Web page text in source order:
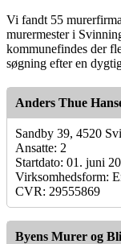
Vi fandt 55
murermester i
kommunefindes der
søgning efter en
Anders Thue
Sandby 39, 4520
Ansatte: 2
Startdato: 01. juni
Virksomhedsform:
CVR: 29555869
Byens Murer og